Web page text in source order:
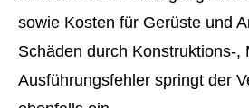
sowie Kosten für Gerüste und
Schäden durch Konstruktions-,
Ausführungsfehler springt der